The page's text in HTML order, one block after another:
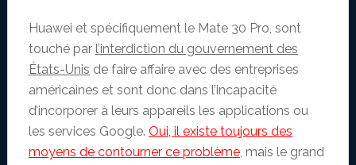
Huawei et spécifiquement le Mate 30 Pro, sont
touché par l’interdiction du gouvernement des
États-Unis de faire affaire avec des entreprises
américaines et sont donc dans l’incapacité
d’incorporer à leurs appareils les applications ou
les services Google. Oui, il existe toujours des
moyens de contourner ce problème, mais le grand